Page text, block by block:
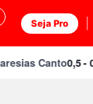
Seja Pro
Canto0,5 - 0,6m